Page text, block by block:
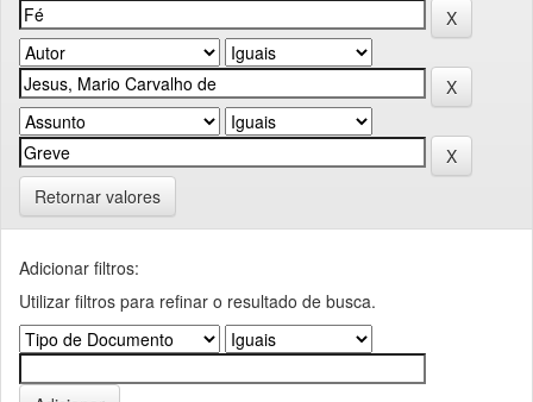
Retornar valores
Adicionar filtros:
Utilizar filtros para refinar o resultado de busca.